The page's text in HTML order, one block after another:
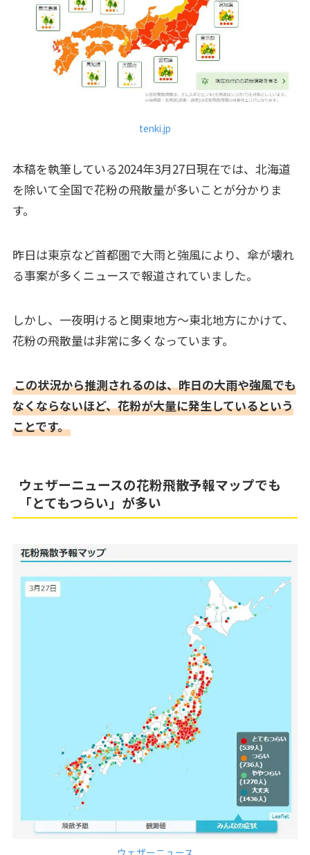
tenki.jp
本稿を執筆している2024年3月27日現在では、北海道
を除いて全国で花粉の飛散量が多いことが分かりま
す。
昨日は東京など首都圏で大雨と強風により、傘が壊れ
る事案が多くニュースで報道されていました。
しかし、一夜明けると関東地方～東北地方にかけて、
花粉の飛散量は非常に多くなっています。
この状況から推測されるのは、昨日の大雨や強風でも
なくならないほど、花粉が大量に発生しているという
ことです。
ウェザーニュースの花粉飛散予報マップでも
「とてもつらい」が多い